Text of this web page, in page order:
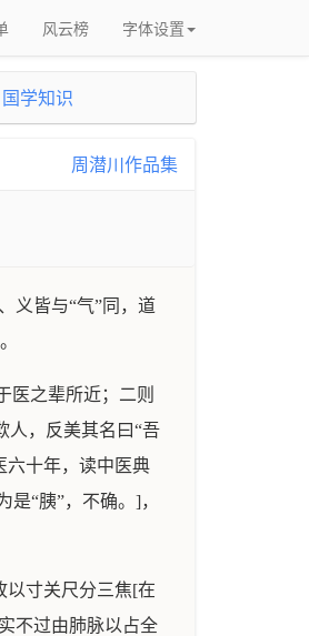
风云榜 字体设置
国学知识
周潜川作品集
义皆与“气”同，道
医之辈所近；二则
人，反美其名曰“吾
六十年，读中医典
“胰”，不确。]，
以寸关尺分三焦[在
不过由肺脉以占全